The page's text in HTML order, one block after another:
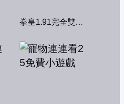
拳皇1.91完全雙人版